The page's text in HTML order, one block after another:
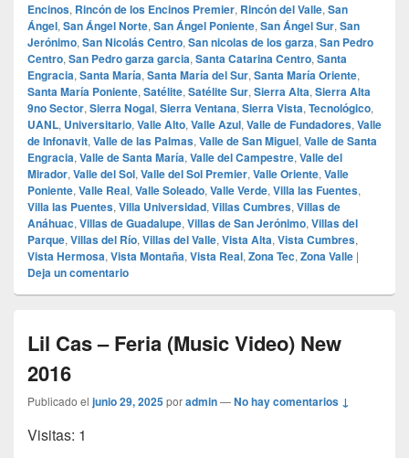
Encinos, Rincón de los Encinos Premier, Rincón del Valle, San
Ángel, San Ángel Norte, San Ángel Poniente, San Ángel Sur, San
Jerónimo, San Nicolás Centro, San nicolas de los garza, San Pedro
Centro, San Pedro garza garcia, Santa Catarina Centro, Santa
Engracia, Santa María, Santa María del Sur, Santa María Oriente,
Santa María Poniente, Satélite, Satélite Sur, Sierra Alta, Sierra Alta
9no Sector, Sierra Nogal, Sierra Ventana, Sierra Vista, Tecnológico,
UANL, Universitario, Valle Alto, Valle Azul, Valle de Fundadores, Valle
de Infonavit, Valle de las Palmas, Valle de San Miguel, Valle de Santa
Engracia, Valle de Santa María, Valle del Campestre, Valle del
Mirador, Valle del Sol, Valle del Sol Premier, Valle Oriente, Valle
Poniente, Valle Real, Valle Soleado, Valle Verde, Villa las Fuentes,
Villa las Puentes, Villa Universidad, Villas Cumbres, Villas de
Anáhuac, Villas de Guadalupe, Villas de San Jerónimo, Villas del
Parque, Villas del Río, Villas del Valle, Vista Alta, Vista Cumbres,
Vista Hermosa, Vista Montaña, Vista Real, Zona Tec, Zona Valle |
Deja un comentario
Lil Cas – Feria (Music Video) New
2016
Publicado el junio 29, 2025poradmin—No hay comentarios ↓
Visitas: 1